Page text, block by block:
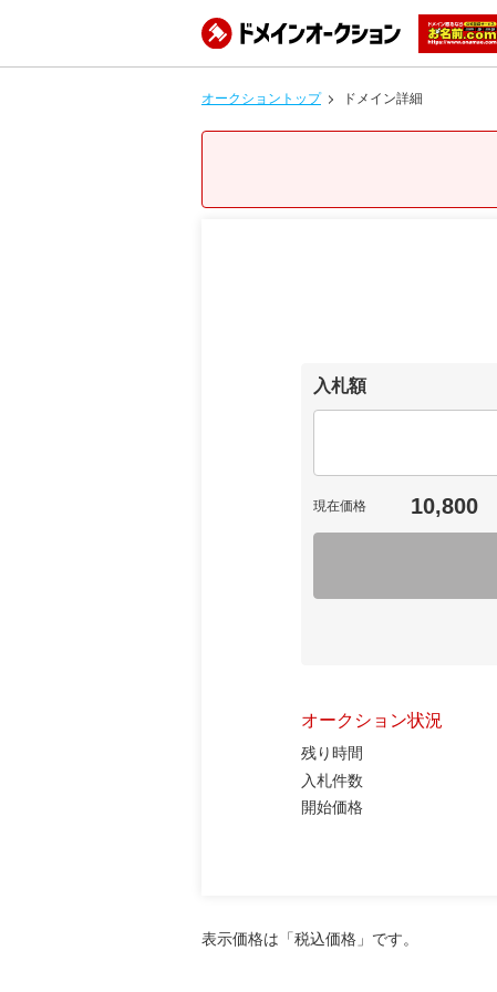
オークショントップ ドメイン詳細
入札額
現在価格 10,800
オークション状況
残り時間
入札件数
開始価格
表示価格は「税込価格」です。